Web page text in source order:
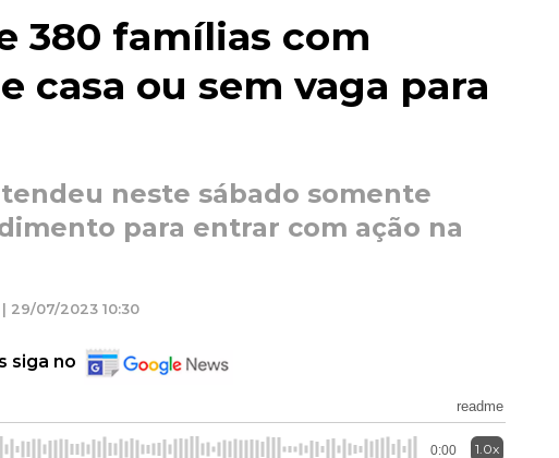
380 famílias com
casa ou sem vaga para
neste sábado somente
para entrar com ação na
29/07/2023 10:30
siga no
readme
0:00 1.0x